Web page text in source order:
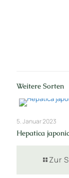
Weitere Sorten
5. Januar 2023
Hepatica
Zur